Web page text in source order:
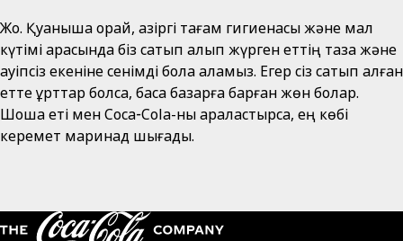
Жоқ. Қуанышқа орай, қазіргі тағам гигиенасы және мал
күтімі арқасында біз сатып алып жүрген еттің таза және
қауіпсіз екеніне сенімді бола аламыз. Егер сіз сатып алған
етте құрттар болса, басқа базарға барған жөн болар.
Шошқа еті мен Coca‑Cola-ны араластырса, ең көбі
керемет маринад шығады.